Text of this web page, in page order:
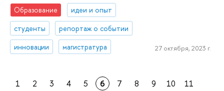
Образование
идеи и опыт
студенты
репортаж о событии
инновации
магистратура 27 октября, 2023 г.
1 2 3 4 5 6 7 8 9 10
11